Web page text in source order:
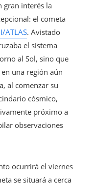
gran interés la
el cometa
ATLAS. Avistado
el sistema
al Sol, sino que
una región aún
al comenzar su
cósmico,
próximo a
observaciones
ocurrirá el viernes
se situará a cerca